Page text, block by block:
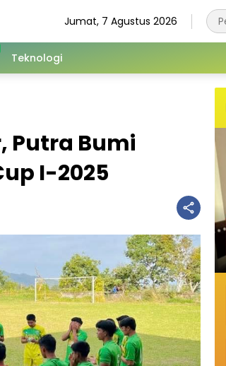
Jumat, 7 Agustus 2026
Teknologi
Putra Bumi
I-2025